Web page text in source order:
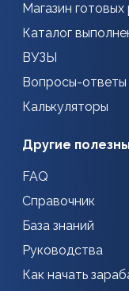
Магазин готовых
Каталог
ВУЗЫ
Вопросы-ответы
Калькуляторы
Другие
FAQ
Справочник
База знаний
Руководства
Как начать